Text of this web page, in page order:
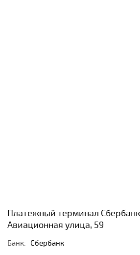
Платежный терминал
Авиационная улица, 59
Банк: Сбербанк